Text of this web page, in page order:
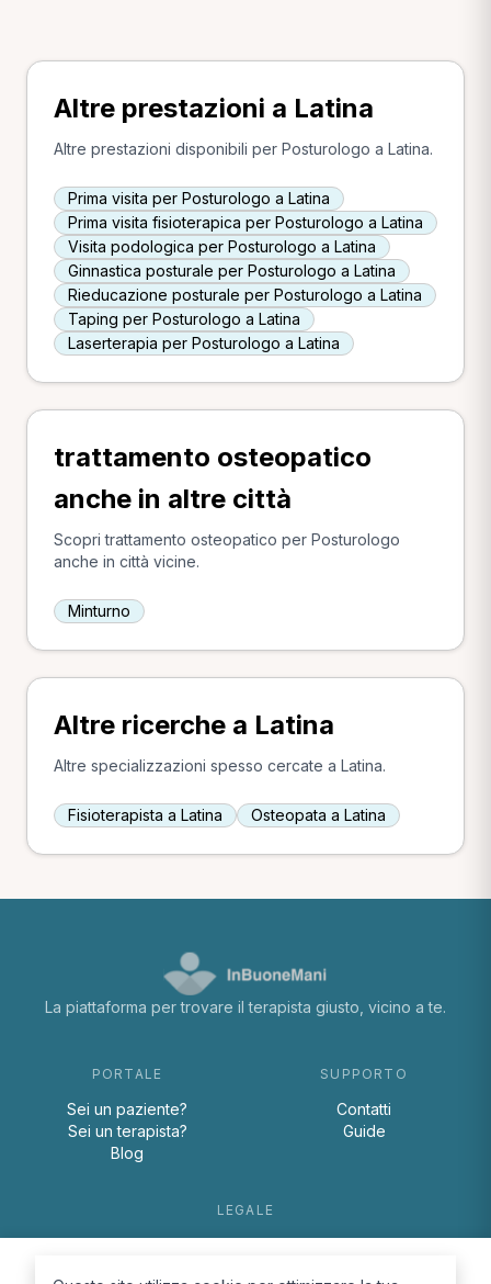
Altre prestazioni a Latina
Altre prestazioni disponibili per Posturologo a Latina.
Prima visita per Posturologo a Latina
Prima visita fisioterapica per Posturologo a Latina
Visita podologica per Posturologo a Latina
Ginnastica posturale per Posturologo a Latina
Rieducazione posturale per Posturologo a Latina
Taping per Posturologo a Latina
Laserterapia per Posturologo a Latina
trattamento osteopatico
anche in altre città
Scopri trattamento osteopatico per Posturologo
anche in città vicine.
Minturno
Altre ricerche a Latina
Altre specializzazioni spesso cercate a Latina.
Fisioterapista a Latina Osteopata a Latina
La piattaforma per trovare il terapista giusto, vicino a te.
PORTALE
Sei un paziente?
Sei un terapista?
Blog
SUPPORTO
Contatti
Guide
LEGALE